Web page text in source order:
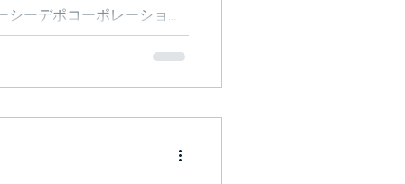
シーデポコーポレーショ
般社団法人アジアニュー
市都筑区を中心とする地
きます。どうぞお越しく